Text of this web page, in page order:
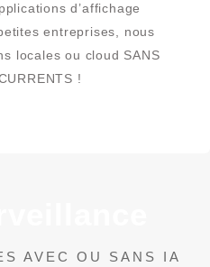
d’affichage
entreprises, nous
locales ou cloud SANS
!
AVEC OU SANS IA